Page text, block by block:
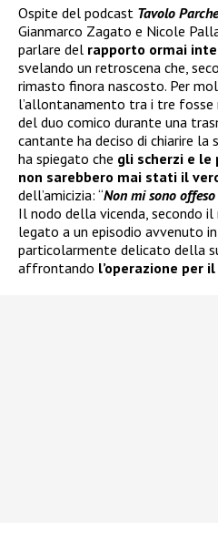
Ospite del podcast Tavolo
Gianmarco Zagato e Nicole
parlare del rapporto ormai
svelando un retroscena che,
rimasto finora nascosto. Per
l’allontanamento tra i tre
del duo comico durante una
cantante ha deciso di chiarire la
ha spiegato che gli scherzi e le
non sarebbero mai stati il
dell’amicizia: “Non mi sono
Il nodo della vicenda, secondo il
legato a un episodio avvenuto
particolarmente delicato della
affrontando l’operazione per